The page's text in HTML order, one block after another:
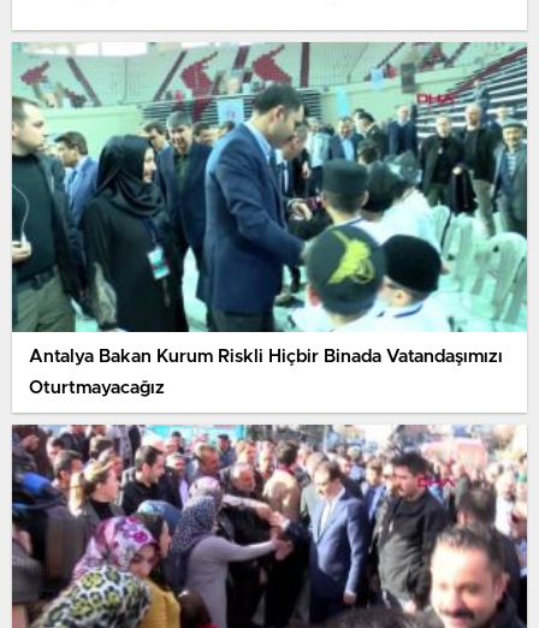
Antalya Bakan Kurum Riskli Hiçbir Binada Vatandaşımızı
Oturtmayacağız